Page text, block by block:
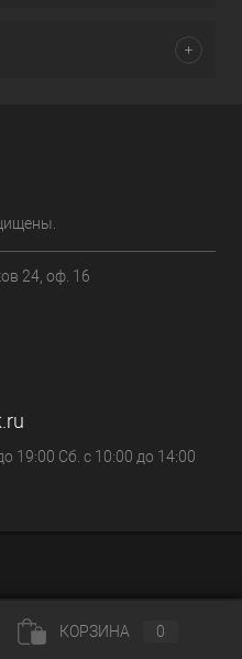
24, оф. 16
19:00 Сб. с 10:00 до 14:00
КОРЗИНА 0